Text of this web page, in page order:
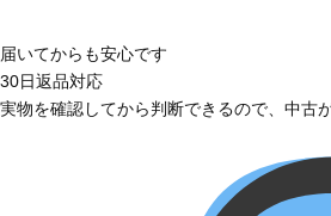
届いてからも安心です
30日返品対応
実物を確認してから判断できるので、中古